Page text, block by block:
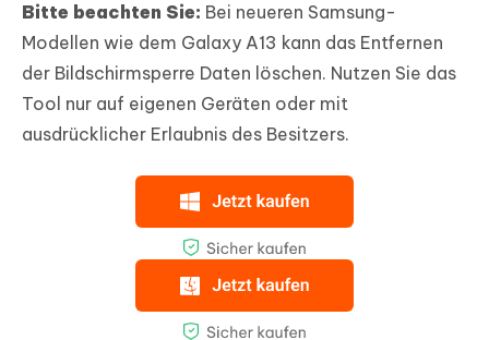
Bitte beachten Sie: Bei neueren Samsung-
Modellen wie dem Galaxy A13 kann das Entfernen
der Bildschirmsperre Daten löschen. Nutzen Sie das
Tool nur auf eigenen Geräten oder mit
ausdrücklicher Erlaubnis des Besitzers.